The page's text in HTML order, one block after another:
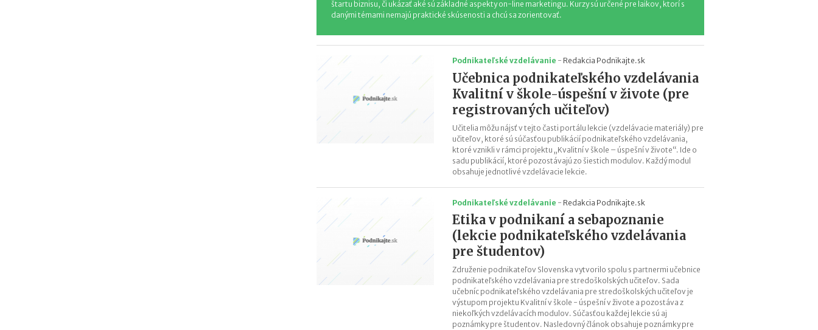
i
ľ
d
í
a
o
ľ
k
o
m
ž
e
t
e
z
o
b
i
ť
?
štartu biznisu, či ukázať aké sú základné aspekty on-line marketingu. Kurzy sú určené pre laikov, ktorí s
danými témami nemajú praktické skúsenosti a chcú sa zorientovať.
Podnikateľské vzdelávanie - Redakcia Podnikajte.sk
Učebnica podnikateľského vzdelávania
Kvalitní v škole-úspešní v živote (pre
registrovaných učiteľov)
Učitelia môžu nájsť v tejto časti portálu lekcie (vzdelávacie materiály) pre
učiteľov, ktoré sú súčasťou publikácií podnikateľského vzdelávania,
ktoré vznikli v rámci projektu „Kvalitní v škole – úspešní v živote“. Ide o
sadu publikácií, ktoré pozostávajú zo šiestich modulov. Každý modul
obsahuje jednotlivé vzdelávacie lekcie.
Podnikateľské vzdelávanie - Redakcia Podnikajte.sk
Etika v podnikaní a sebapoznanie
(lekcie podnikateľského vzdelávania
pre študentov)
Združenie podnikateľov Slovenska vytvorilo spolu s partnermi učebnice
podnikateľského vzdelávania pre stredoškolských učiteľov. Sada
učebníc podnikateľského vzdelávania pre stredoškolských učiteľov je
výstupom projektu Kvalitní v škole - úspešní v živote a pozostáva z
niekoľkých vzdelávacích modulov. Súčasťou každej lekcie sú aj
poznámky pre študentov. Nasledovný článok obsahuje poznámky pre